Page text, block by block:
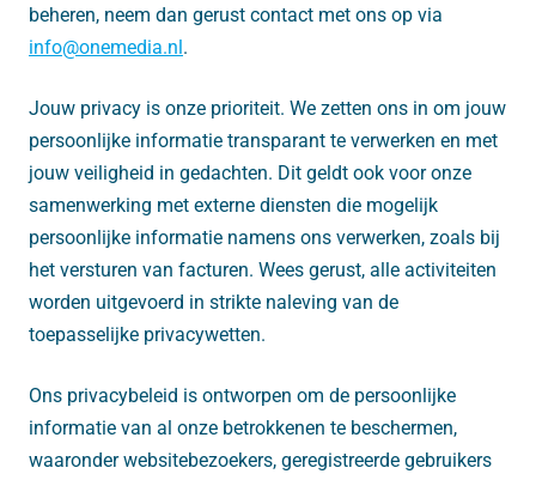
beheren, neem dan gerust contact met ons op via
info@onemedia.nl.
Jouw privacy is onze prioriteit. We zetten ons in om jouw
persoonlijke informatie transparant te verwerken en met
jouw veiligheid in gedachten. Dit geldt ook voor onze
samenwerking met externe diensten die mogelijk
persoonlijke informatie namens ons verwerken, zoals bij
het versturen van facturen. Wees gerust, alle activiteiten
worden uitgevoerd in strikte naleving van de
toepasselijke privacywetten.
Ons privacybeleid is ontworpen om de persoonlijke
informatie van al onze betrokkenen te beschermen,
waaronder websitebezoekers, geregistreerde gebruikers